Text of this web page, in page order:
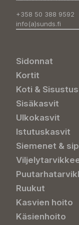
+358 50 388 9592
info(a)sunds.fi
Sidonnat
Kortit
Koti & Sisustus
Sisäkasvit
Ulkokasvit
Istutuskasvit
Siemenet &
Ruukut
Kasvien hoito
Käsienhoito